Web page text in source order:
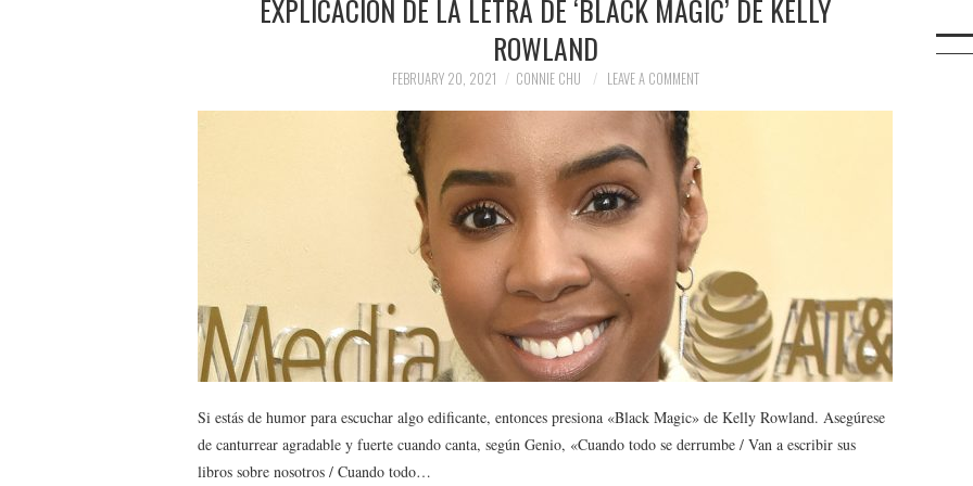
EXPLICACIÓN DE LA LETRA DE ‘BLACK MAGIC’ DE KELLY
ROWLAND
FEBRUARY 20, 2021 CONNIE CHU LEAVE A COMMENT
Si estás de humor para escuchar algo edificante, entonces presiona «Black Magic» de Kelly Rowland. Asegúrese
de canturrear agradable y fuerte cuando canta, según Genio, «Cuando todo se derrumbe / Van a escribir sus
libros sobre nosotros / Cuando todo…